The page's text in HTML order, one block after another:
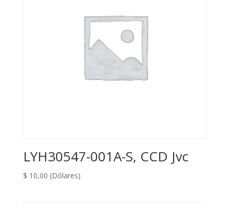
LYH30547-001A-S, CCD Jvc
$ 10,00 (Dólares)